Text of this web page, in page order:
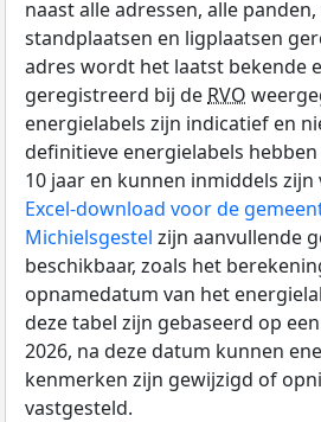
naast alle adressen, alle
standplaatsen en ligplaatsen
adres wordt het laatst bekende
geregistreerd bij de RVO
energielabels zijn indicatief en
definitieve energielabels
10 jaar en kunnen inmiddels
Excel-download voor de
Michielsgestel zijn aanvullende
beschikbaar, zoals het
opnamedatum van het
deze tabel zijn gebaseerd op
2026, na deze datum kunnen
kenmerken zijn gewijzigd of
vastgesteld.